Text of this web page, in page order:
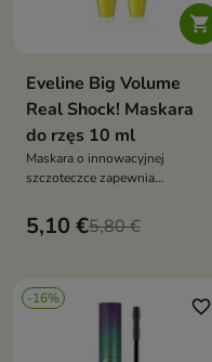

Eveline Big Volume
Real Shock! Maskara
do rzęs 10 ml
Maskara o innowacyjnej
szczoteczce zapewnia
precyzyjne rozdzielenie i trwały
efekt bez grudek
5,10 €5,80 €
-16% favorite_border